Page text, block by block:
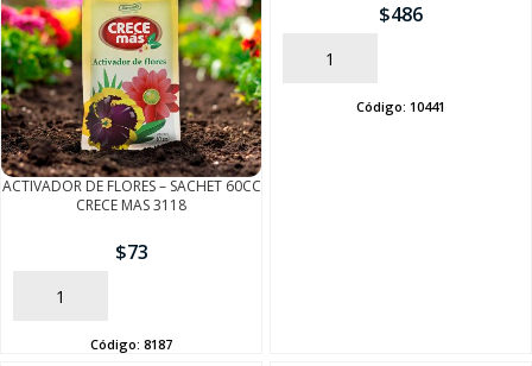
ACTIVADOR DE FLORES – SACHET 60CC
CRECE MAS 3118
$73
AÑADIR
Código: 8187
$486
AÑADIR
Código: 10441